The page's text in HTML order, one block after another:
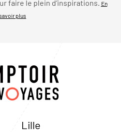
faire le plein d’inspirations.
En
plus
Lille